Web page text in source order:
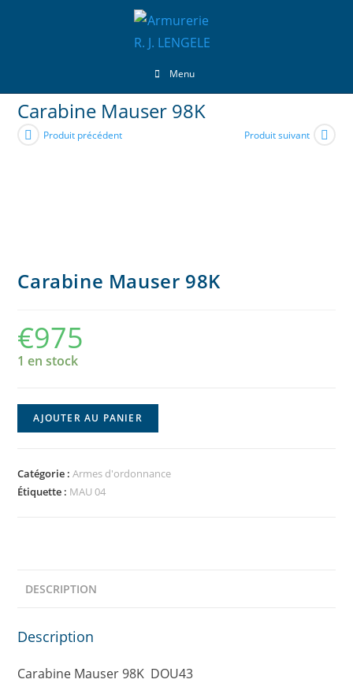
Menu
Carabine Mauser 98K
Produit précédent Produit suivant
Carabine Mauser 98K
€975
1 en stock
AJOUTER AU PANIER
Catégorie :Armes d'ordonnance
Étiquette : MAU 04
DESCRIPTION
Description
Carabine Mauser 98K DOU43